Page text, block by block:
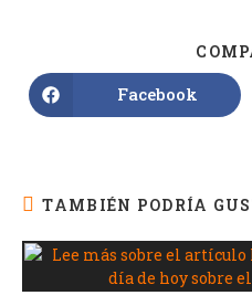
Facebook
TAMBIÉN PODRÍA